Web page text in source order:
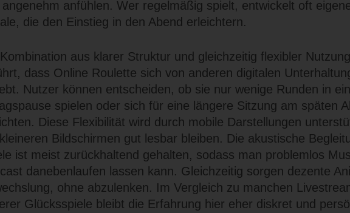
angenehm anfühlen. Wer regelmäßig spielt, entwickelt oft
die den Einstieg in den Abend erleichtern.
aus klarer Struktur und gleichzeitig flexibler
dass Online Roulette sich von anderen digitalen
Nutzer können entscheiden, ob sie nur wenige Runden in
spielen oder sich für eine längere Sitzung am späten
Diese Flexibilität wird durch mobile Darstellungen
Bildschirmen gut lesbar bleiben. Die akustische
ist meist zurückhaltend gehalten, sodass man problemlos
danebenlaufen lassen kann. Gleichzeitig sorgen dezente
ohne abzulenken. Im Vergleich zu manchen
Glücksspiele bleibt die Erfahrung hier eher diskret und